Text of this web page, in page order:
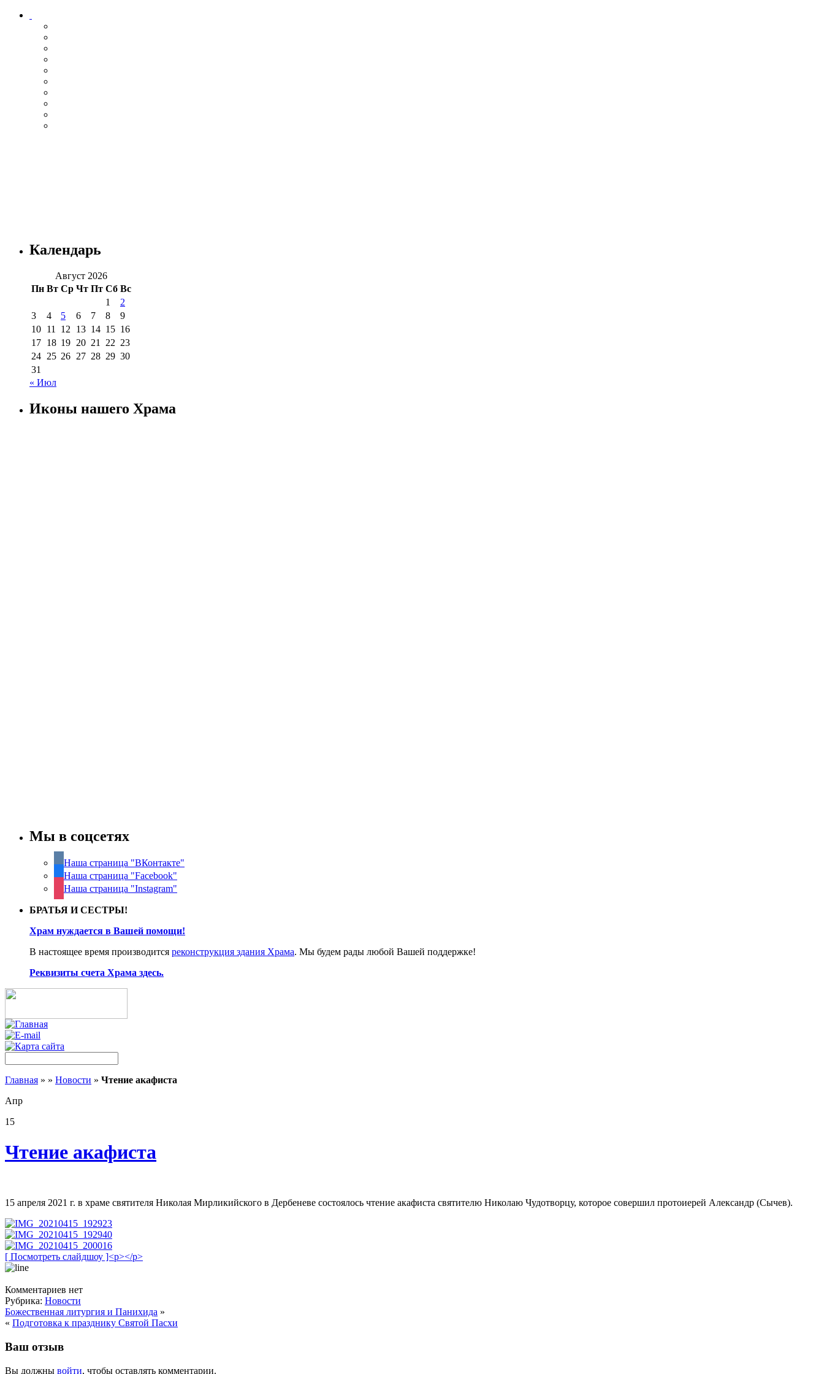
Календарь
Август 2026
Пн Вт Ср Чт Пт Сб Вс
1
2
3
4 5 6 7 8
9
10 11 12 13 14 15 16
17 18 19 20 21 22 23
24 25 26 27 28 29 30
31
« Июл
Иконы нашего Храма
Мы в соцсетях
Наша страница "ВКонтакте"
Наша страница "Facebook"
Наша страница "Instagram"
БРАТЬЯ И СЕСТРЫ!
Храм нуждается в Вашей помощи!
В настоящее время производится реконструкция здания Храма. Мы будем рады любой Вашей поддержке!
Реквизиты счета Храма здесь.
Главная » » Новости » Чтение акафиста
Апр
15
Чтение акафиста
15 апреля 2021 г. в храме святителя Николая Мирликийского в Дербеневе состоялось чтение акафиста святителю Николаю Чудотворцу, которое совершил протоиерей Александр (Сычев).
[ Посмотреть слайдшоу ]<p></p>
Комментариев нет
Рубрика: Новости
Божественная литургия и Панихида »
« Подготовка к празднику Святой Пасхи
Ваш отзыв
Вы должны войти, чтобы оставлять комментарии.